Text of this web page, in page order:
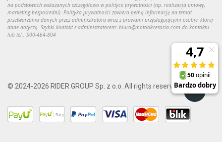
na podstawach wskazanych szczegółowo w polityce prywatności (np. realizacja umowy,
marketing bezpośredni). Polityka prywatności zawiera pełną informację na temat
przetwarzania danych przez administratora wraz z prawami przysługującymi osobie, której
dane dotyczą. Szybki kontakt z administratorem: biuro@motoakcesoria.com do kontaktu
lub tel.: 500-464-804
© 2024-2026 RIDER GROUP Sp. z o.o. All rights reserved.